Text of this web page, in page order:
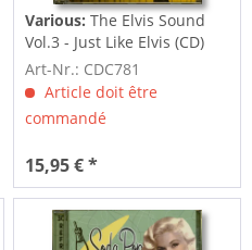
Various:The Elvis Sound
Vol.3 - Just Like Elvis (CD)
Art-Nr.: CDC781
Article doit être
commandé
15,95 € *